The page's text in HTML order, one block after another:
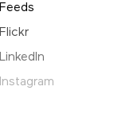
Feeds
Flickr
LinkedIn
Instagram